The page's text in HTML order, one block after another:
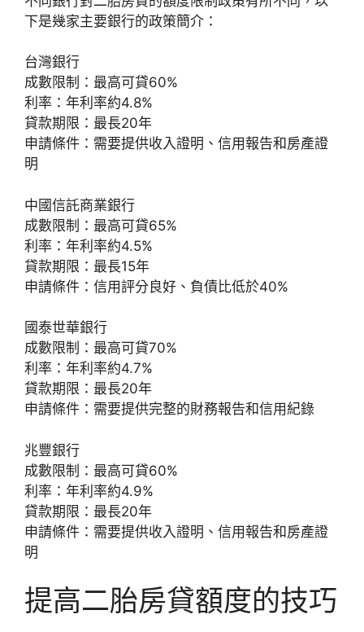
下是幾家主要銀行的政策簡介：
台灣銀行
成數限制：最高可貸60%
利率：年利率約4.8%
貸款期限：最長20年
申請條件：需要提供收入證明、信用報告和房產證
明
中國信託商業銀行
成數限制：最高可貸65%
利率：年利率約4.5%
貸款期限：最長15年
申請條件：信用評分良好、負債比低於40%
國泰世華銀行
成數限制：最高可貸70%
利率：年利率約4.7%
貸款期限：最長20年
申請條件：需要提供完整的財務報告和信用紀錄
兆豐銀行
成數限制：最高可貸60%
利率：年利率約4.9%
貸款期限：最長20年
申請條件：需要提供收入證明、信用報告和房產證
明
提高二胎房貸額度的技巧